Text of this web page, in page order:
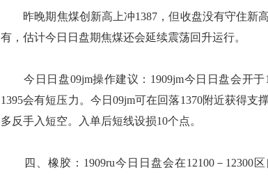
昨晚期焦煤创新高上冲1387，但收盘没有守住新
有，估计今日日盘期焦煤还会延续震荡回升运行。
今日日盘09jm操作建议：1909jm今日日盘会开于
1395会有短压力。今日09jm可在回落1370附近获得支
多反手入短空。入单后短线设损10个点。
四、橡胶：1909ru今日日盘会在12100－12300